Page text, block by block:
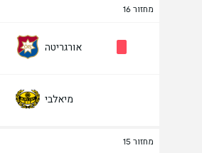
מחזור 16
אורגריטה
מיאלבי
מחזור 15